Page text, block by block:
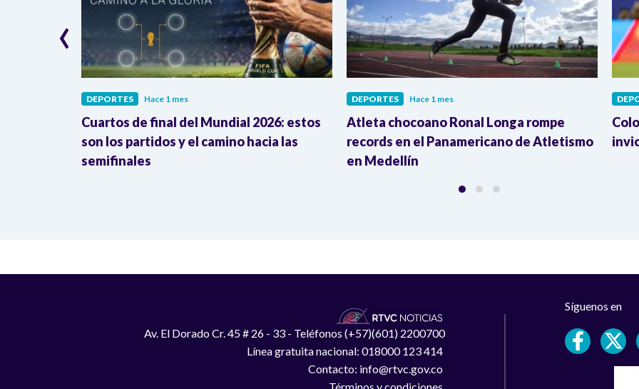
DEPORTES Hace 1 mes
Cuartos de final del Mundial 2026: estos
son los partidos y el camino hacia las
semifinales
DEPORTES Hace 1 mes
Atleta chocoano Ronal Longa rompe
records en el Panamericano de Atletismo
en Medellín
‹
Av. El Dorado Cr. 45 # 26 - 33 - Teléfonos (+57)(601) 2200700
Línea gratuita nacional: 018000 123 414
Contacto: info@rtvc.gov.co
Síguenos en